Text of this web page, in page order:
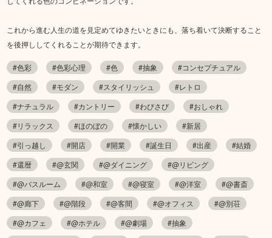
これから進む人生の道を見定めてゆきたいときにも、落ち着いて決断すること
を後押ししてくれることが期待できます。
#色彩 #色彩心理 #色 #抽象
#コンセプチュアル
#自然
#モダン #スタイリッシュ
#レトロ
#ナチュラル
#カントリー #わびさび
#おしゃれ
#リラックス
#ほのぼの #懐かしい
#新居
#引っ越し
#開店 #開業 #誕生日 #出産
#結婚
#還暦
#@玄関 #@ダイニング
#@リビング
#@バスルーム
#@和室 #@寝室 #@洋室
#@書斎
#@廊下
#@階段 #@客間 #@オフィス
#@別荘
#@カフェ
#@ホテル #@劇場
#抽象